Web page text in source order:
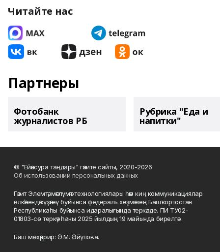
Читайте нас
Партнеры
Фотобанк
журналистов РБ
Рубрика "Еда и
напитки"
© "Ейәнсура таңдары" гәзите сайты, 2020-2026
Об использовании персональных данных
Гәзит Элемтә, мәғлүмәт технологиялары һәм киң коммуникациялар
өлкәһендә күҙәтеү буйынса федераль хеҙмәттең Башҡортостан
Республикаһы буйынса идаралығында теркәлде. ПИ ТУ02-
01803-сө теркәү һаны 2025 йылдың 19 майында бирелгән.
Баш мөхәррир: Ә.М. Әйүпова.